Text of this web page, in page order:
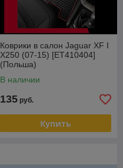
Коврики в салон Jaguar XF I
X250 (07-15) [ET410404]
(Польша)
В наличии
135 руб.
Купить